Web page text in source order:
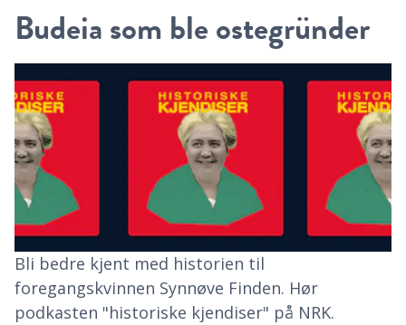
Budeia som ble ostegründer
Bli bedre kjent med historien til
foregangskvinnen Synnøve Finden. Hør
podkasten "historiske kjendiser" på NRK.